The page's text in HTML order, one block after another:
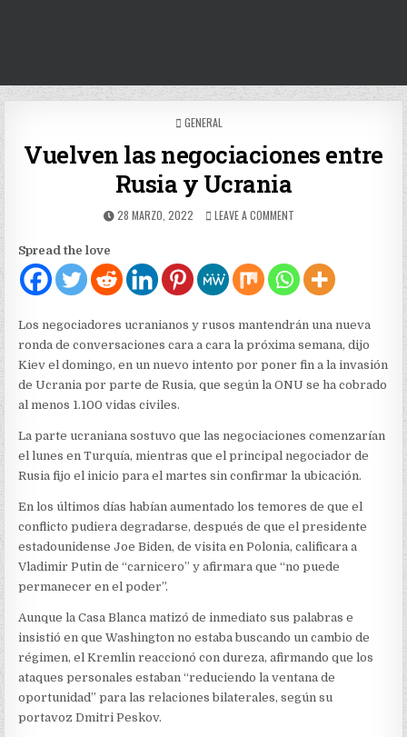
POSTED
GENERAL
Vuelven las negociaciones entre
Rusia y Ucrania
PUBLISHED
28 MARZO, 2022 LEAVE A COMMENT
NEGOCIACIONES
ENTRE
RUSIA
UCRANIA
Spread the love
Los negociadores ucranianos y rusos mantendrán una nueva
ronda de conversaciones cara a cara la próxima semana, dijo
Kiev el domingo, en un nuevo intento por poner fin a la invasión
de Ucrania por parte de Rusia, que según la ONU se ha cobrado
al menos 1.100 vidas civiles.
La parte ucraniana sostuvo que las negociaciones comenzarían
el lunes en Turquía, mientras que el principal negociador de
Rusia fijo el inicio para el martes sin confirmar la ubicación.
En los últimos días habían aumentado los temores de que el
conflicto pudiera degradarse, después de que el presidente
estadounidense Joe Biden, de visita en Polonia, calificara a
Vladimir Putin de “carnicero” y afirmara que “no puede
permanecer en el poder”.
Aunque la Casa Blanca matizó de inmediato sus palabras e
insistió en que Washington no estaba buscando un cambio de
régimen, el Kremlin reaccionó con dureza, afirmando que los
ataques personales estaban “reduciendo la ventana de
oportunidad” para las relaciones bilaterales, según su
portavoz Dmitri Peskov.